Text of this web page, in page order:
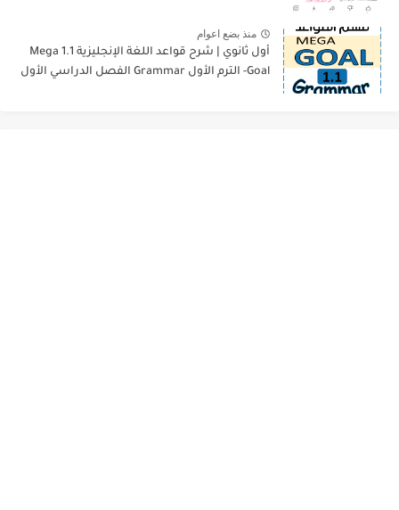
منذ بضع اعوام
أول ثانوي | شرح قواعد اللغة الإنجليزية 1.1 Mega
Goal- الترم الأول Grammar الفصل الدراسي الأول